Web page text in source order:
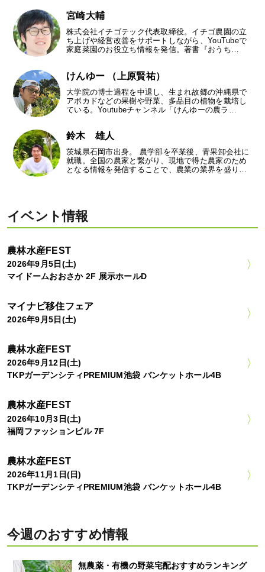
宮崎大輔
株式会社イチゴテック代表取締役。イチゴ農園の立
ち上げや経営改善をサポートしながら、YouTubeで
家庭菜園のお役立ち情報を発信。著書『おうち…
けんゆー （上原賢祐）
大学院の博士過程を中退し、生まれ故郷の沖縄県で
アボカドなどの果樹や野菜、多品目の植物を栽培し
ている。Youtubeチャンネル「けんゆーの農ラ…
鈴木 雄人
茨城県石岡市出身。 農学部を卒業後、青果卸会社に
就職。全国の農家と繋がり、現地で得た農家のため
となる情報を発信することで、農業の業界を盛り…
イベント情報
農林水産FEST
2026年9月5日(土)
マイドームおおさか 2F 展示ホールD
マイナビ移住フェア
2026年9月5日(土)
農林水産FEST
2026年9月12日(土)
TKPガーデンシティPREMIUM池袋 バンケットホール4B
農林水産FEST
2026年10月3日(土)
福岡ファッションビル 7F
農林水産FEST
2026年11月1日(日)
TKPガーデンシティPREMIUM池袋 バンケットホール4B
今週のおすすめ情報
無農薬・有機の野菜宅配おすすめランキング